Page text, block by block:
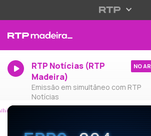
RTP Notícias (RTP
Madeira)
Emissão em simultâneo com RTP
Notícias
NO AR